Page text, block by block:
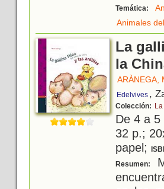
Temática:
Animales
La
la
ARÀNEGA,
Edelvives ,
Colección:
De 4 a
32 p.;
papel;
Resumen: